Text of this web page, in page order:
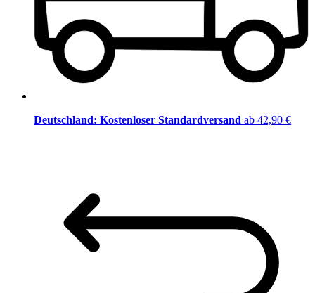
Deutschland: Kostenloser Standardversand ab 42,90 €